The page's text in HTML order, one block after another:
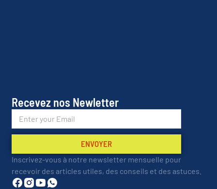
Recevez nos Newletter
ENVOYER
Inscrivez-vous à notre newsletter mensuelle pour
recevoir des articles utiles, des conseils et des astuces.